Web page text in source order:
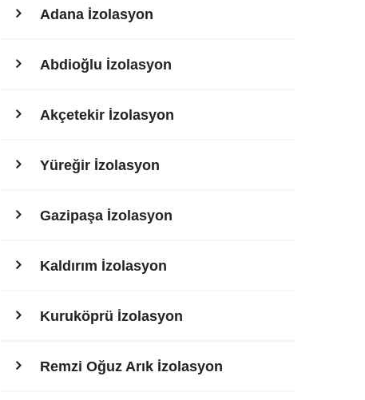
Adana İzolasyon
Abdioğlu İzolasyon
Akçetekir İzolasyon
Yüreğir İzolasyon
Gazipaşa İzolasyon
Kaldırım İzolasyon
Kuruköprü İzolasyon
Remzi Oğuz Arık İzolasyon